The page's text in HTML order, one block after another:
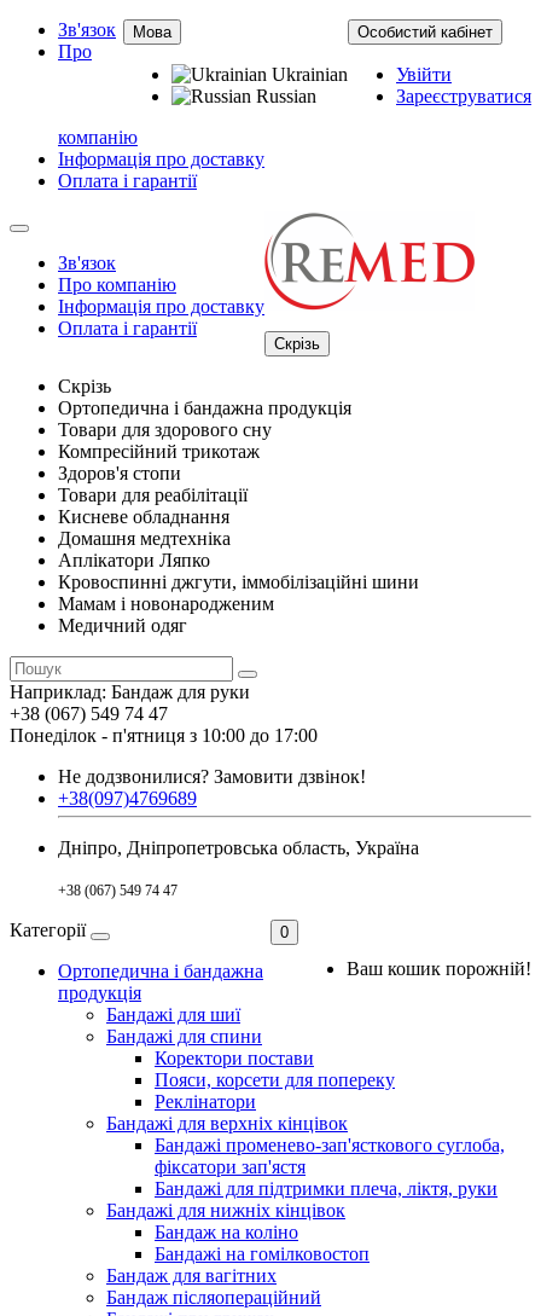
Особистий кабінет
Увійти
Зареєструватися
Мова
Ukrainian
Russian
Зв'язок
Про
компанію
Інформація про доставку
Оплата і гарантії
Зв'язок
Про компанію
Інформація про доставку
Оплата і гарантії
Скрізь
Скрізь
Ортопедична і бандажна продукція
Товари для здорового сну
Компресійний трикотаж
Здоров'я стопи
Товари для реабілітації
Кисневе обладнання
Домашня медтехніка
Аплікатори Ляпко
Кровоспинні джгути, іммобілізаційні шини
Мамам і новонародженим
Медичний одяг
Наприклад: Бандаж для руки
+38 (067) 549 74 47
Понеділок - п'ятниця з 10:00 до 17:00
Не додзвонилися? Замовити дзвінок!
+38(097)4769689
Дніпро, Дніпропетровська область, Україна
+38 (067) 549 74 47
0
Ваш кошик порожній!
Категорії
Ортопедична і бандажна
продукція
Бандажі для шиї
Бандажі для спини
Коректори постави
Пояси, корсети для попереку
Реклінатори
Бандажі для верхніх кінцівок
Бандажі променево-зап'ясткового суглоба,
фіксатори зап'ястя
Бандажі для підтримки плеча, ліктя, руки
Бандажі для нижніх кінцівок
Бандаж на коліно
Бандажі на гомілковостоп
Бандаж для вагітних
Бандаж післяопераційний